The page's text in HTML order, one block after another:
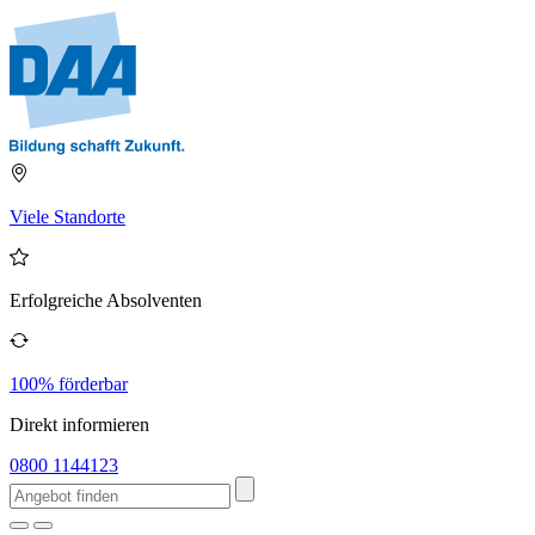
Viele Standorte
Erfolgreiche Absolventen
100% förderbar
Direkt informieren
0800 1144123